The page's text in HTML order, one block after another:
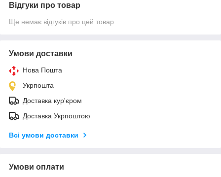
Відгуки про товар
Ще немає відгуків про цей товар
Умови доставки
Нова Пошта
Укрпошта
Доставка кур'єром
Доставка Укрпоштою
Всі умови доставки
Умови оплати